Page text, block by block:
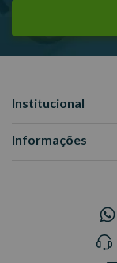
Institucional
Informações